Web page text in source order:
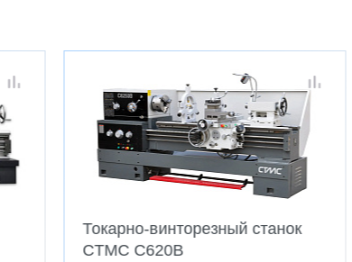
Зубофрезерные станки с ЧПУ
CTMC YX-50CNC